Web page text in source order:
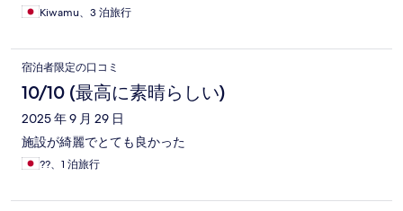
Kiwamu、3 泊旅行
宿泊者限定の口コミ
10/10 (最高に素晴らしい)
2025 年 9 月 29 日
施設が綺麗でとても良かった
??、1 泊旅行